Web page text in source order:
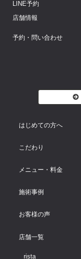
LINE予約
店舗情報
予約・問い合わせ
はじめての方へ
こだわり
メニュー・料金
施術事例
お客様の声
店舗一覧
rista